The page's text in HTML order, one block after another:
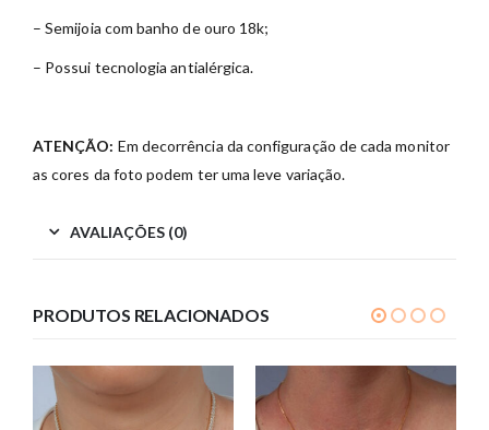
– Semijoia com banho de ouro 18k;
– Possui tecnologia antialérgica.
ATENÇÃO: Em decorrência da configuração de cada monitor
as cores da foto podem ter uma leve variação.
AVALIAÇÕES (0)
PRODUTOS RELACIONADOS